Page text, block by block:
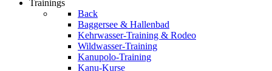
Trainings
Back
Baggersee & Hallenbad
Kehrwasser-Training & Rodeo
Wildwasser-Training
Kanupolo-Training
Kanu-Kurse